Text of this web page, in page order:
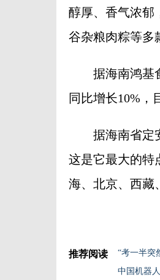
醇厚、香气浓郁
谷杂粮肉粽等多
据海南鸿基食
同比增长10%，
据海南省定安
这是它最大的特
海、北京、西藏
推荐阅读
“考一半突
中国机器